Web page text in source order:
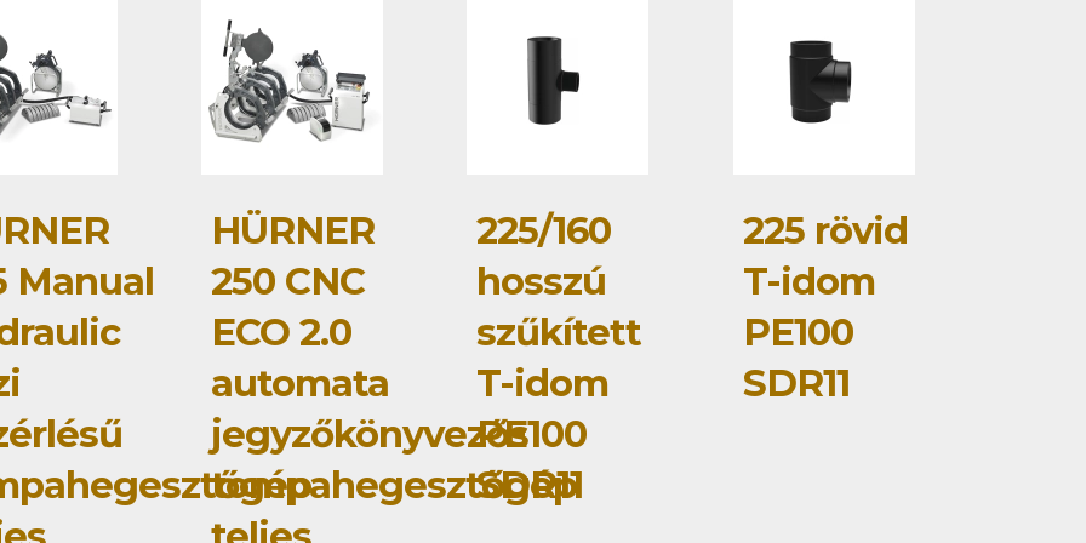
Manual
HÜRNER
250 CNC
ECO 2.0
automata
jegyzőkönyvezős
tompahegesztőgép
225/160
hosszú
szűkített
T-idom
PE100
SDR11
225 rövid
T-idom
PE100
SDR11